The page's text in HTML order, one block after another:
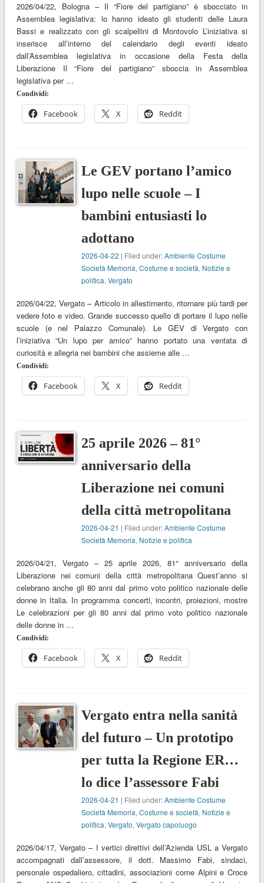
2026/04/22, Bologna – Il “Fiore del partigiano” è sbocciato in
Assemblea legislativa: lo hanno ideato gli studenti delle Laura
Bassi e realizzato con gli scalpellini di Montovolo L’iniziativa si
inserisce all’interno del calendario degli eventi ideato
dall’Assemblea legislativa in occasione della Festa della
Liberazione Il “Fiore del partigiano” sboccia in Assemblea
legislativa per …
Condividi:
Facebook X Reddit
Le GEV portano l’amico
lupo nelle scuole – I
bambini entusiasti lo
adottano
2026-04-22 | Filed under:Ambiente Costume
Società Memoria,Costume e società, Notizie e
politica,Vergato
2026/04/22, Vergato – Articolo in allestimento, ritornare più tardi per
vedere foto e video. Grande successo quello di portare il lupo nelle
scuole (e nel Palazzo Comunale). Le GEV di Vergato con
l’iniziativa “Un lupo per amico” hanno portato una ventata di
curiosità e allegria nei bambini che assieme alle …
Condividi:
Facebook X Reddit
25 aprile 2026 – 81°
anniversario della
Liberazione nei comuni
della città metropolitana
2026-04-21 | Filed under:Ambiente Costume
Società Memoria, Notizie e politica
2026/04/21, Vergato – 25 aprile 2026, 81° anniversario della
Liberazione nei comuni della città metropolitana Quest’anno si
celebrano anche gli 80 anni dal primo voto politico nazionale delle
donne in Italia. In programma concerti, incontri, proiezioni, mostre
Le celebrazioni per gli 80 anni dal primo voto politico nazionale
delle donne in …
Condividi:
Facebook X Reddit
Vergato entra nella sanità
del futuro – Un prototipo
per tutta la Regione ER…
lo dice l’assessore Fabi
2026-04-21 | Filed under:Ambiente Costume
Società Memoria,Costume e società, Notizie e
politica,Vergato,Vergato capoluogo
2026/04/17, Vergato – I vertici direttivi dell’Azienda USL a Vergato
accompagnati dall’assessore, il dott. Massimo Fabi, sindaci,
personale ospedaliero, cittadini, associazioni come Alpini e Croce